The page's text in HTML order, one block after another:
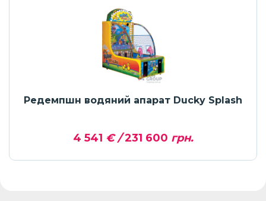
Редемпшн водяний апарат Ducky Splash
4 541 € /231 600 грн.